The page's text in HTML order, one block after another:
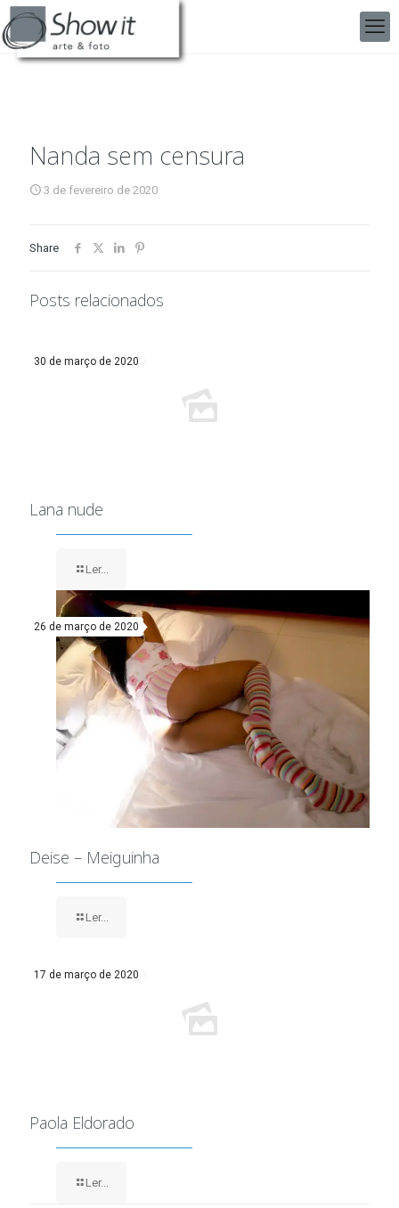
Nanda sem censura
3 de fevereiro de 2020
Share
Posts relacionados
30 de março de 2020
Lana nude
Ler...
26 de março de 2020
Deise – Meiguinha
Ler...
17 de março de 2020
Paola Eldorado
Ler...